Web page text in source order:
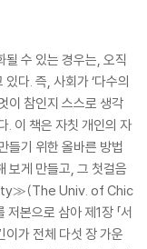
수 있는 경우는, 오직
다. 즉, 사회가 ‘다수의
이 참인지 스스로 생각
. 이 책은 자칫 개인의 자
들기 위한 올바른 방법
보게 만들고, 그 첫걸음
Univ. of Chic
으로 삼아 제1장 「서
이가 전체 다섯 장 가운